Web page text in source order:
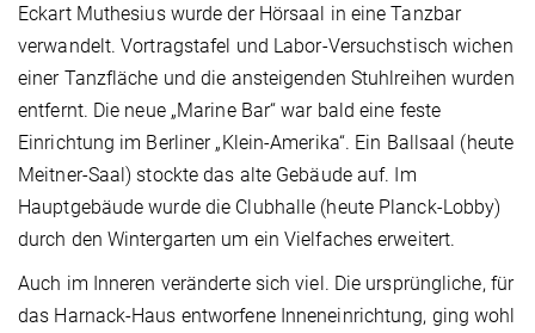
Eckart Muthesius wurde der Hörsaal in eine Tanzbar
verwandelt. Vortragstafel und Labor-Versuchstisch wichen
einer Tanzfläche und die ansteigenden Stuhlreihen wurden
entfernt. Die neue „Marine Bar“ war bald eine feste
Einrichtung im Berliner „Klein-Amerika“. Ein Ballsaal (heute
Meitner-Saal) stockte das alte Gebäude auf. Im
Hauptgebäude wurde die Clubhalle (heute Planck-Lobby)
durch den Wintergarten um ein Vielfaches erweitert.
Auch im Inneren veränderte sich viel. Die ursprüngliche, für
das Harnack-Haus entworfene Inneneinrichtung, ging wohl